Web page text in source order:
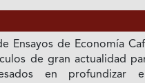
Ensayos de Economía
de gran actualidad
en profundizar